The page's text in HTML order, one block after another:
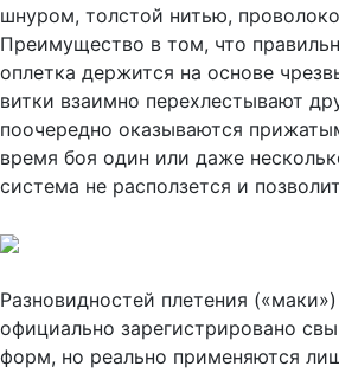
шнуром, толстой нитью,
Преимущество в том, что
оплетка держится на основе
витки взаимно перехлестывают
поочередно оказываются
время боя один или даже
система не расползется и
Разновидностей плетения
официально зарегистрировано
форм, но реально применяются